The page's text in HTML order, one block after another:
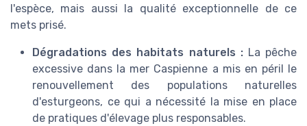
l'espèce, mais aussi la qualité exceptionnelle de ce
mets prisé.
Dégradations des habitats naturels :La pêche
excessive dans la mer Caspienne a mis en péril le
renouvellement des populations naturelles
d'esturgeons, ce qui a nécessité la mise en place
de pratiques d'élevage plus responsables.